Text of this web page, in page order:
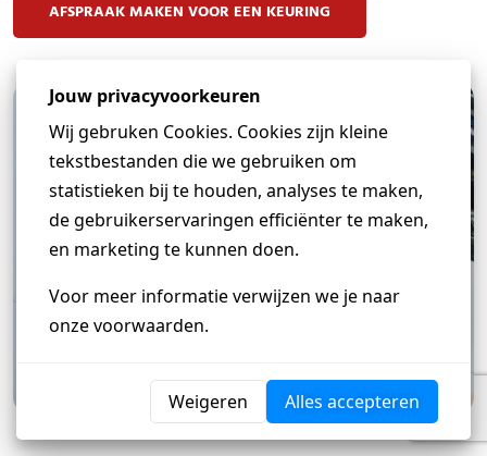
AFSPRAAK MAKEN VOOR EEN KEURING